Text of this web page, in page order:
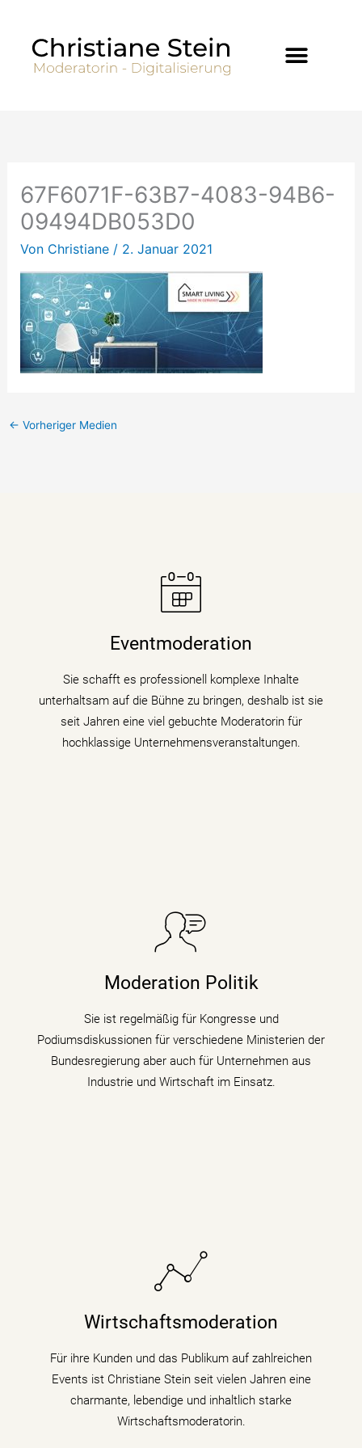
springen
67F6071F-63B7-4083-94B6-
09494DB053D0
Von Christiane / 2. Januar 2021
← Vorheriger Medien
Eventmoderation
Sie schafft es professionell komplexe Inhalte
unterhaltsam auf die Bühne zu bringen, deshalb ist sie
seit Jahren eine viel gebuchte Moderatorin für
hochklassige Unternehmensveranstaltungen.
Moderatorin Christiane Stein verbindet charmant und
unterhaltsam Nachrichtenkompetenz mit den Themen
mehr erfahren
Moderation Politik
Sie ist regelmäßig für Kongresse und
Podiumsdiskussionen für verschiedene Ministerien der
Bundesregierung aber auch für Unternehmen aus
Industrie und Wirtschaft im Einsatz.
Sie taucht in Podiumsdiskussionen, Symposien und
Moderatorin die digitale Transformation indem sie den
mehr erfahren
Wirtschaftsmoderation
Für ihre Kunden und das Publikum auf zahlreichen
Events ist Christiane Stein seit vielen Jahren eine
charmante, lebendige und inhaltlich starke
Wirtschaftsmoderatorin.
Sie bringt fundiertes Hintergrundwissen (Digitalisierung
politische Zusammenhänge auf Podiumsdiskussionen
mehr erfahren